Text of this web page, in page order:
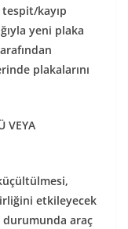
kayıp
yeni plaka
plakalarını
VEYA
etkileyecek
durumunda araç